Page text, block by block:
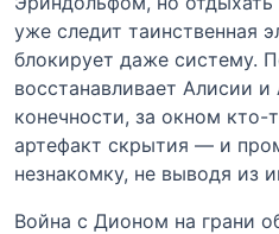
уже следит таинственная
блокирует даже систему.
восстанавливает Алисии
конечности, за окном кто-
артефакт скрытия — и
незнакомку, не выводя из
Война с Дионом на грани